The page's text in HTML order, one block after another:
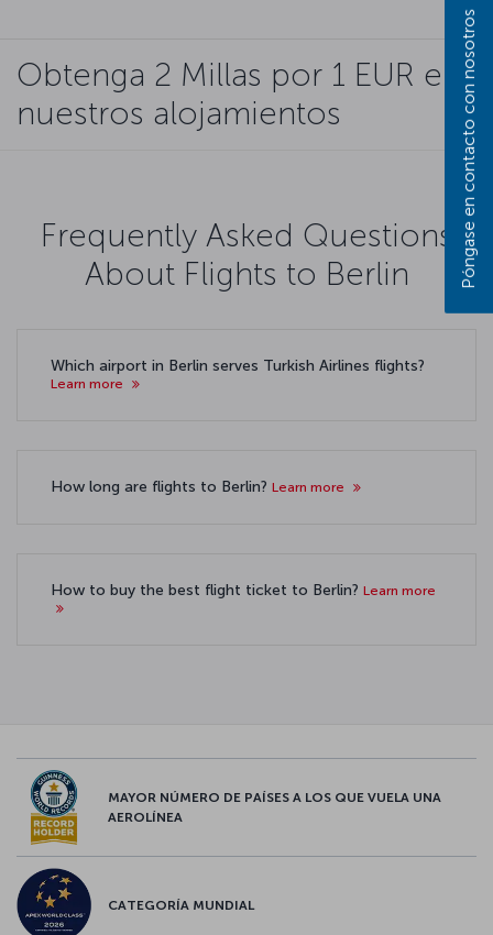
Obtenga 2 Millas por 1 EUR en
nuestros alojamientos
Frequently Asked Questions
About Flights to Berlin
Which airport in Berlin serves Turkish Airlines flights?
Learn more
How long are flights to Berlin? Learn more
How to buy the best flight ticket to Berlin? Learn more
MAYOR NÚMERO DE PAÍSES A LOS QUE VUELA UNA
AEROLÍNEA
CATEGORÍA MUNDIAL
Póngase en contacto con nosotros